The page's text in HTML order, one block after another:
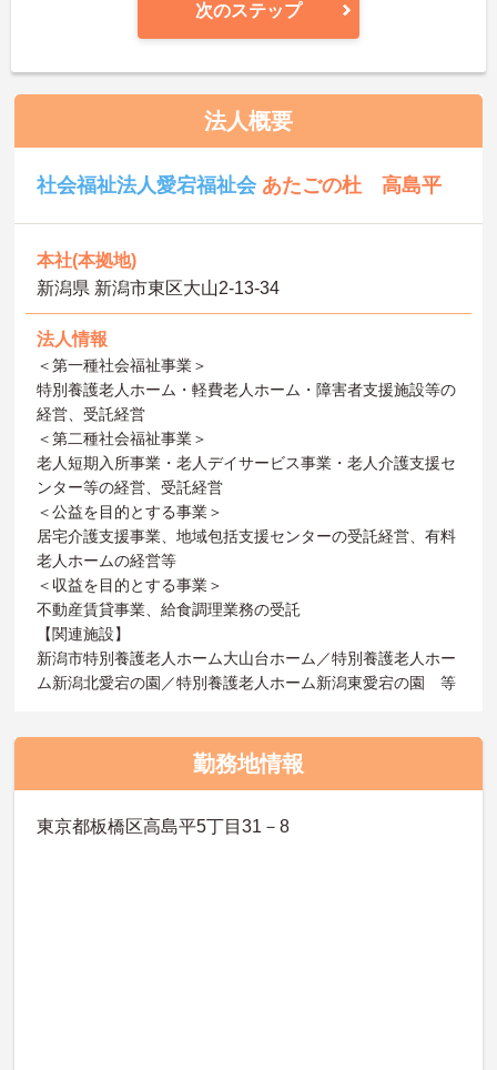
次のステップ
法人概要
社会福祉法人愛宕福祉会 あたごの杜 高島平
本社(本拠地)
新潟県 新潟市東区大山2-13-34
法人情報
＜第一種社会福祉事業＞
特別養護老人ホーム・軽費老人ホーム・障害者支援施設等の
経営、受託経営
＜第二種社会福祉事業＞
老人短期入所事業・老人デイサービス事業・老人介護支援セ
ンター等の経営、受託経営
＜公益を目的とする事業＞
居宅介護支援事業、地域包括支援センターの受託経営、有料
老人ホームの経営等
＜収益を目的とする事業＞
不動産賃貸事業、給食調理業務の受託
【関連施設】
新潟市特別養護老人ホーム大山台ホーム／特別養護老人ホー
ム新潟北愛宕の園／特別養護老人ホーム新潟東愛宕の園 等
勤務地情報
東京都板橋区高島平5丁目31－8